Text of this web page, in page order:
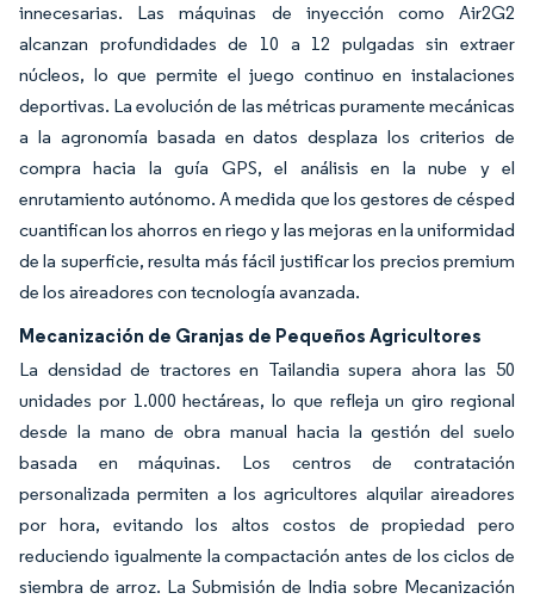
innecesarias. Las máquinas de inyección como Air2G2
alcanzan profundidades de 10 a 12 pulgadas sin extraer
núcleos, lo que permite el juego continuo en instalaciones
deportivas. La evolución de las métricas puramente mecánicas
a la agronomía basada en datos desplaza los criterios de
compra hacia la guía GPS, el análisis en la nube y el
enrutamiento autónomo. A medida que los gestores de césped
cuantifican los ahorros en riego y las mejoras en la uniformidad
de la superficie, resulta más fácil justificar los precios premium
de los aireadores con tecnología avanzada.
Mecanización de Granjas de Pequeños Agricultores
La densidad de tractores en Tailandia supera ahora las 50
unidades por 1.000 hectáreas, lo que refleja un giro regional
desde la mano de obra manual hacia la gestión del suelo
basada en máquinas. Los centros de contratación
personalizada permiten a los agricultores alquilar aireadores
por hora, evitando los altos costos de propiedad pero
reduciendo igualmente la compactación antes de los ciclos de
siembra de arroz. La Submisión de India sobre Mecanización